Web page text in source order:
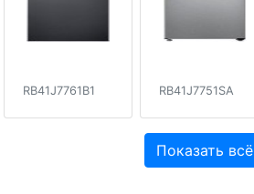
RB41J7761B1 RB41J7751SA
Показать всё